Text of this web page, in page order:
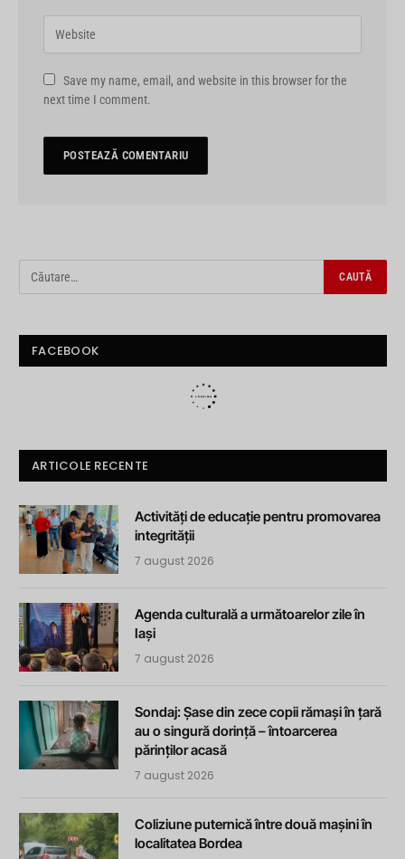
Save my name, email, and website in this browser for the
next time I comment.
FACEBOOK
ARTICOLE RECENTE
Activități de educație pentru promovarea
integrității
7 august 2026
Agenda culturală a următoarelor zile în
Iași
7 august 2026
Sondaj: Șase din zece copii rămași în țară
au o singură dorință – întoarcerea
părinților acasă
7 august 2026
Coliziune puternică între două mașini în
localitatea Bordea